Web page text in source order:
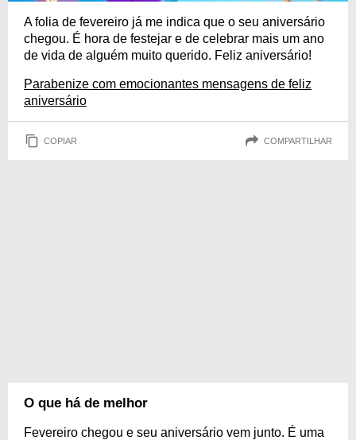
A folia de fevereiro já me indica que o seu aniversário
chegou. É hora de festejar e de celebrar mais um ano
de vida de alguém muito querido. Feliz aniversário!
Parabenize com emocionantes mensagens de feliz
aniversário
COPIAR COMPARTILHAR
O que há de melhor
Fevereiro chegou e seu aniversário vem junto. É uma